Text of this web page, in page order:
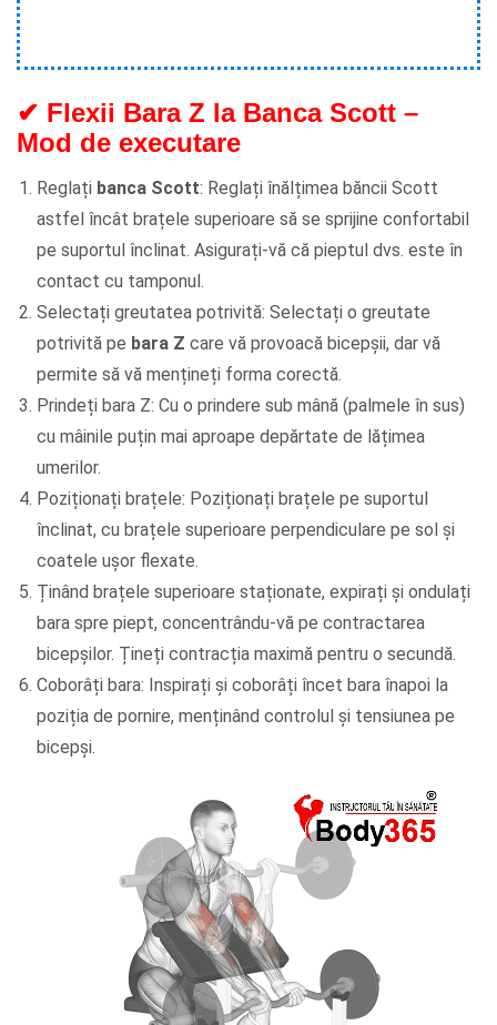
✔ Flexii Bara Z la Banca Scott –
Mod de executare
Reglați banca Scott: Reglați înălțimea băncii Scott
astfel încât brațele superioare să se sprijine confortabil
pe suportul înclinat. Asigurați-vă că pieptul dvs. este în
contact cu tamponul.
Selectați greutatea potrivită: Selectați o greutate
potrivită pe bara Z care vă provoacă bicepșii, dar vă
permite să vă mențineți forma corectă.
Prindeți bara Z: Cu o prindere sub mână (palmele în sus)
cu mâinile puțin mai aproape depărtate de lățimea
umerilor.
Poziționați brațele: Poziționați brațele pe suportul
înclinat, cu brațele superioare perpendiculare pe sol și
coatele ușor flexate.
Ținând brațele superioare staționate, expirați și ondulați
bara spre piept, concentrându-vă pe contractarea
bicepșilor. Țineți contracția maximă pentru o secundă.
Coborâți bara: Inspirați și coborâți încet bara înapoi la
poziția de pornire, menținând controlul și tensiunea pe
bicepși.